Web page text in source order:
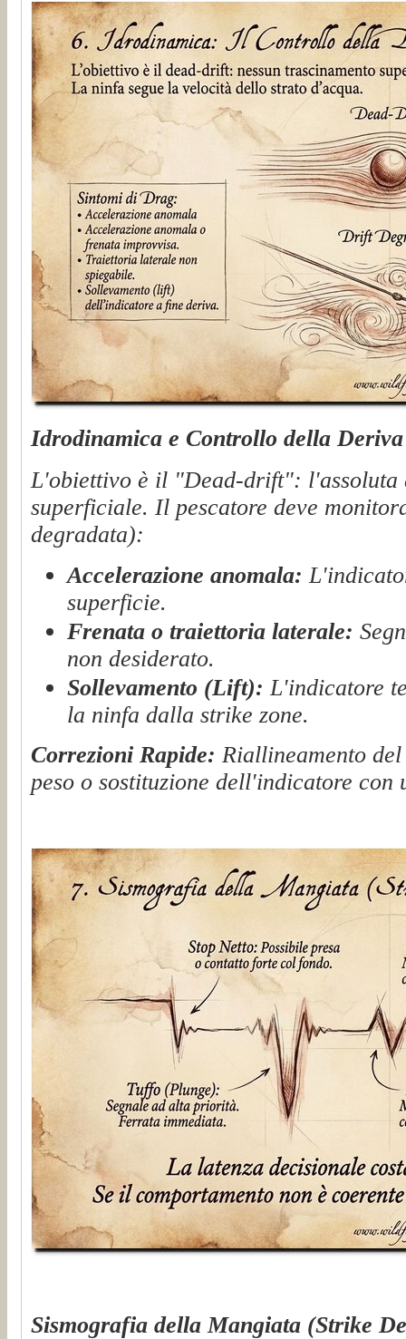
Idrodinamica e Controllo della
L'obiettivo è il "Dead-drift": l'assoluta
superficiale. Il pescatore deve
degradata):
Accelerazione anomala:
superficie.
Frenata o traiettoria laterale:
non desiderato.
Sollevamento (Lift): L'indicatore
la ninfa dalla strike zone.
Correzioni Rapide: Riallineamento
peso o sostituzione dell'indicatore
Sismografia della Mangiata (Strike